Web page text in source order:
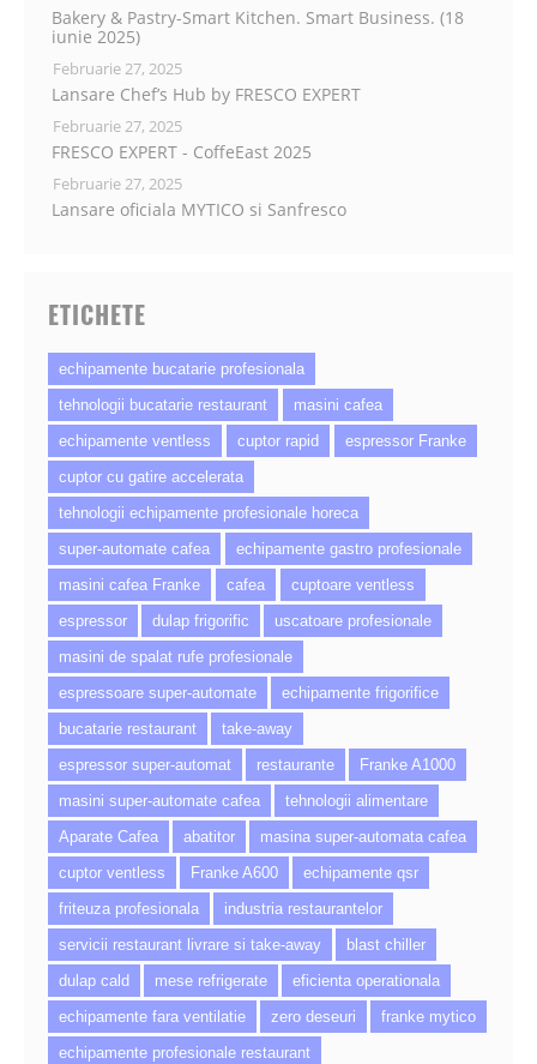
Bakery & Pastry-Smart Kitchen. Smart Business. (18
iunie 2025)
Februarie 27, 2025
Lansare Chef’s Hub by FRESCO EXPERT
Februarie 27, 2025
FRESCO EXPERT - CoffeEast 2025
Februarie 27, 2025
Lansare oficiala MYTICO si Sanfresco
ETICHETE
echipamente bucatarie profesionala
tehnologii bucatarie restaurant
masini cafea
echipamente ventless
cuptor rapid
espressor Franke
cuptor cu gatire accelerata
tehnologii echipamente profesionale horeca
super-automate cafea
echipamente gastro profesionale
masini cafea Franke
cafea
cuptoare ventless
espressor
dulap frigorific
uscatoare profesionale
masini de spalat rufe profesionale
espressoare super-automate
echipamente frigorifice
bucatarie restaurant
take-away
espressor super-automat
restaurante
Franke A1000
masini super-automate cafea
tehnologii alimentare
Aparate Cafea
abatitor
masina super-automata cafea
cuptor ventless
Franke A600
echipamente qsr
friteuza profesionala
industria restaurantelor
servicii restaurant livrare si take-away
blast chiller
dulap cald
mese refrigerate
eficienta operationala
echipamente fara ventilatie
zero deseuri
franke mytico
echipamente profesionale restaurant